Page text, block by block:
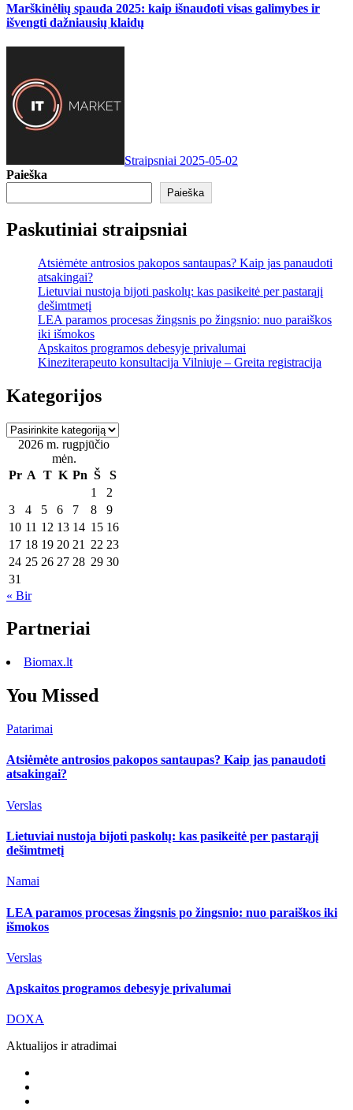
Marškinėlių spauda 2025: kaip išnaudoti visas galimybes ir
išvengti dažniausių klaidų
Straipsniai 2025-05-02
Paieška
Paieška
Paskutiniai straipsniai
Atsiėmėte antrosios pakopos santaupas? Kaip jas panaudoti
atsakingai?
Lietuviai nustoja bijoti paskolų: kas pasikeitė per pastarąjį
dešimtmetį
LEA paramos procesas žingsnis po žingsnio: nuo paraiškos
iki išmokos
Apskaitos programos debesyje privalumai
Kineziterapeuto konsultacija Vilniuje – Greita registracija
Kategorijos
Kategorijos
2026 m. rugpjūčio
mėn.
Pr A T K Pn Š
S
1
2
3
4 5 6 7 8
9
10 11 12 13 14 15 16
17 18 19 20 21 22 23
24 25 26 27 28 29 30
31
« Bir
Partneriai
Biomax.lt
You Missed
Patarimai
Atsiėmėte antrosios pakopos santaupas? Kaip jas panaudoti
atsakingai?
Verslas
Lietuviai nustoja bijoti paskolų: kas pasikeitė per pastarąjį
dešimtmetį
Namai
LEA paramos procesas žingsnis po žingsnio: nuo paraiškos iki
išmokos
Verslas
Apskaitos programos debesyje privalumai
DOXA
Aktualijos ir atradimai